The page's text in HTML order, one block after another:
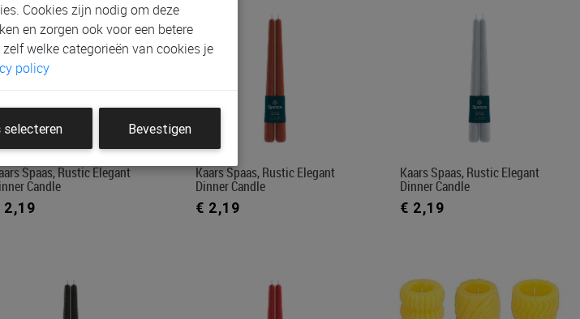
Spaas, Rustic Elegant
Candle
2,19
Kaars Spaas, Rustic Elegant
Dinner Candle
€ 2,19
Kaars Spaas, Rustic Elegant
Dinner Candle
€ 2,19
Cookies zijn nodig om deze
en zorgen ook voor een betere
welke categorieën van cookies je
policy
selecteren Bevestigen